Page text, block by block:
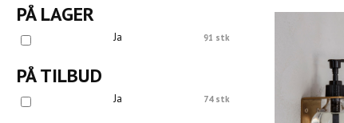
PÅ LAGER
Ja 91 stk
PÅ TILBUD
Ja 74 stk